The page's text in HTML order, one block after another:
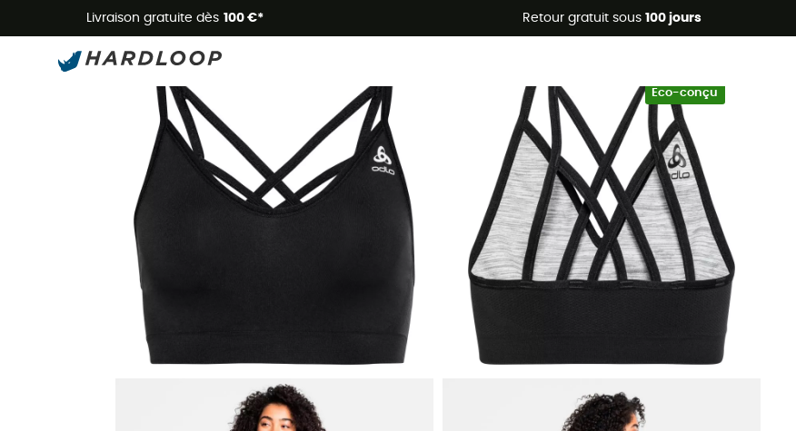
Livraison gratuite dès 100 €* Retour gratuit sous 100 jours
Promos d'été 🔥 -5 % EXTRA dès 2 produits* code Summer5
Eco-conçu